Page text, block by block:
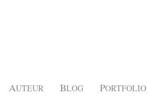
AUTEUR BLOG PORTFOLIO